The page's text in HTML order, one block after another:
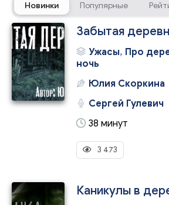
Новинки Популярные
Забытая
Ужасы, Про
ночь
Юлия Скоркина
Сергей Гулевич
38 минут
3 473
Каникулы в